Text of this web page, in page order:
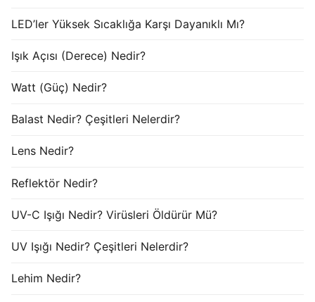
LED’ler Yüksek Sıcaklığa Karşı Dayanıklı Mı?
Işık Açısı (Derece) Nedir?
Watt (Güç) Nedir?
Balast Nedir? Çeşitleri Nelerdir?
Lens Nedir?
Reflektör Nedir?
UV-C Işığı Nedir? Virüsleri Öldürür Mü?
UV Işığı Nedir? Çeşitleri Nelerdir?
Lehim Nedir?